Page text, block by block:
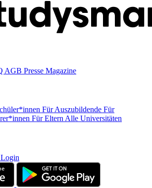
AGB Presse Magazine
Für Auszubildende Für
Für Eltern Alle Universitäten